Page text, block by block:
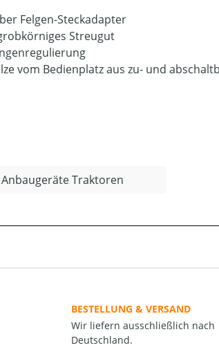
Felgen-Steckadapter
Streugut
vom Bedienplatz aus zu- und
Anbaugeräte Traktoren
BESTELLUNG & VERSAND
Wir liefern ausschließlich nach
Deutschland.